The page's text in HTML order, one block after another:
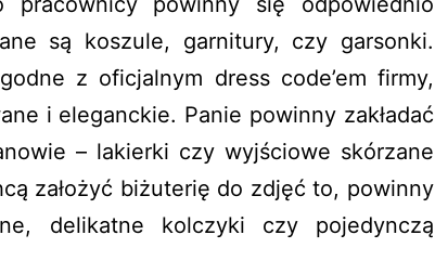
są koszule, garnitury, czy garsonki.
z oficjalnym dress code’em firmy,
i eleganckie. Panie powinny zakładać
– lakierki czy wyjściowe skórzane
założyć biżuterię do zdjęć to, powinny
delikatne kolczyki czy pojedynczą